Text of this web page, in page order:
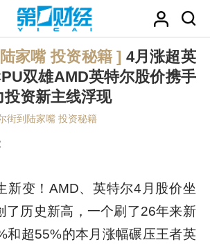
家嘴 投资秘籍 ] 4月涨超英
双雄AMD英特尔股价携手
资新主线浮现
街到陆家嘴 投资秘籍
新变！AMD、英特尔4月股价坐
了历史新高，一个刷了26年来新
和超55%的本月涨幅碾压王者英